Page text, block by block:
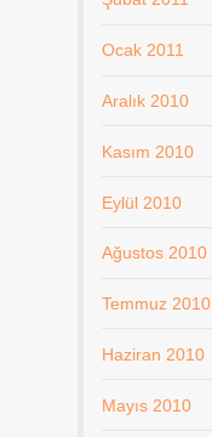
Ocak 2011
Aralık 2010
Kasım 2010
Eylül 2010
Ağustos 2010
Temmuz 2010
Haziran 2010
Mayıs 2010